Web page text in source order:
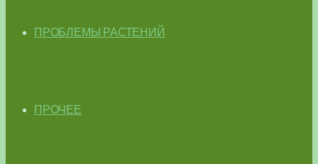
ПРОБЛЕМЫ РАСТЕНИЙ
ПРОЧЕЕ